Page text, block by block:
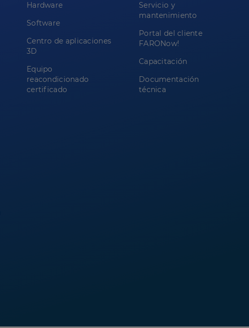
Hardware
Software
Centro de aplicaciones
3D
Equipo
reacondicionado
certificado
Servicio y
mantenimiento
Portal del cliente
FARONow!
Capacitación
Documentación
técnica